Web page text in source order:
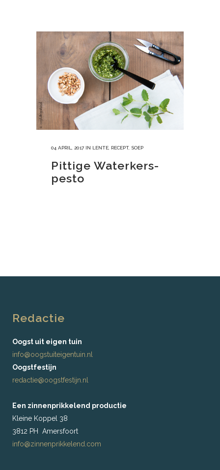
04 APRIL, 2017 IN LENTE, RECEPT, SOEP
Pittige Waterkers-
pesto
Redactie
Oogst uit eigen tuin
info@oogstuiteigentuin.nl
Oogstfestijn
redactie@oogstfestijn.nl
Een zinnenprikkelend productie
Kleine Koppel 38
3812 PH Amersfoort
info@zinnenprikkelend.com